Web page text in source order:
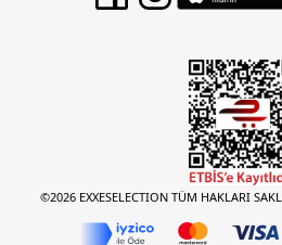
©2026 EXXESELECTION TÜM HAKLARI